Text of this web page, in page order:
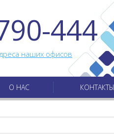
444
наших офисов
О НАС КОНТАКТЫ